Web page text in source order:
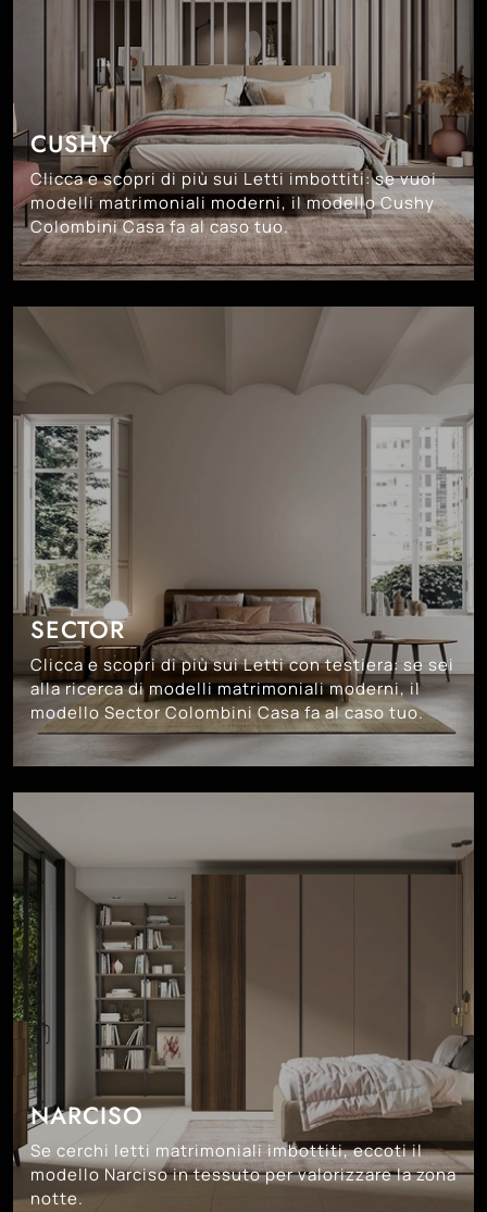
CUSHY
Clicca e scopri di più sui Letti imbottiti: se vuoi
modelli matrimoniali moderni, il modello Cushy
Colombini Casa fa al caso tuo.
SECTOR
Clicca e scopri di più sui Letti con testiera: se sei
alla ricerca di modelli matrimoniali moderni, il
modello Sector Colombini Casa fa al caso tuo.
NARCISO
Se cerchi letti matrimoniali imbottiti, eccoti il
modello Narciso in tessuto per valorizzare la zona
notte.